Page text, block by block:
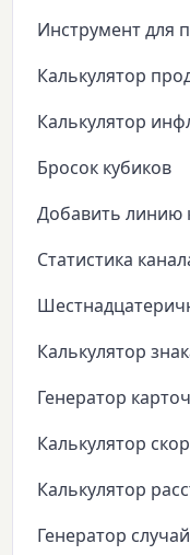
Инструмент для
Калькулятор
Калькулятор
Бросок кубиков
Добавить линию
Статистика
Калькулятор
Генератор
Калькулятор
Калькулятор
Генератор